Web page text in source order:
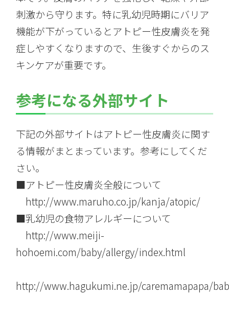
刺激から守ります。特に乳幼児時期にバリア
機能が下がっているとアトピー性皮膚炎を発
症しやすくなりますので、生後すぐからのス
キンケアが重要です。
参考になる外部サイト
下記の外部サイトはアトピー性皮膚炎に関す
る情報がまとまっています。参考にしてくだ
さい。
■アトピー性皮膚炎全般について
http://www.maruho.co.jp/kanja/atopic/
■乳幼児の食物アレルギーについて
http://www.meiji-
hohoemi.com/baby/allergy/index.html
http://www.hagukumi.ne.jp/caremamapapa/